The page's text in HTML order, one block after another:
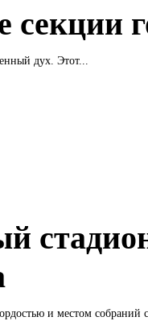
дух. Этот...
и местом собраний